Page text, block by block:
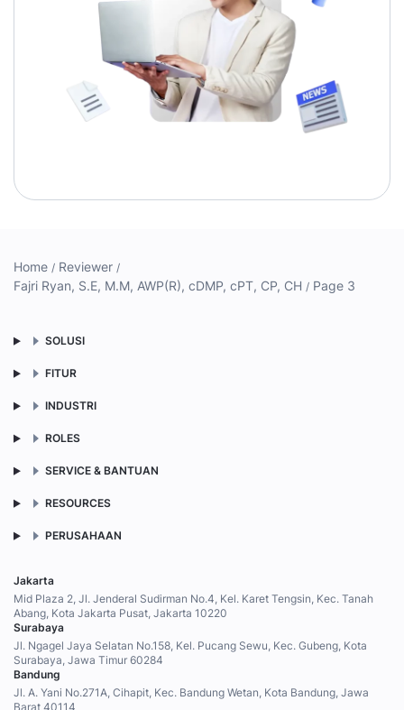
Home
Reviewer
Fajri Ryan, S.E, M.M, AWP(R), cDMP, cPT, CP, CH
Page 3
SOLUSI
FITUR
INDUSTRI
ROLES
SERVICE & BANTUAN
RESOURCES
PERUSAHAAN
Jakarta
Mid Plaza 2, Jl. Jenderal Sudirman No.4, Kel. Karet Tengsin, Kec. Tanah
Abang, Kota Jakarta Pusat, Jakarta 10220
Surabaya
Jl. Ngagel Jaya Selatan No.158, Kel. Pucang Sewu, Kec. Gubeng, Kota
Surabaya, Jawa Timur 60284
Bandung
Jl. A. Yani No.271A, Cihapit, Kec. Bandung Wetan, Kota Bandung, Jawa
Barat 40114